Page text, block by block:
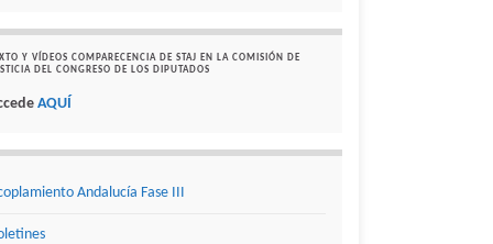
Y VÍDEOS COMPARECENCIA DE STAJ EN LA COMISIÓN DE
DEL CONGRESO DE LOS DIPUTADOS
AQUÍ
Andalucía Fase III